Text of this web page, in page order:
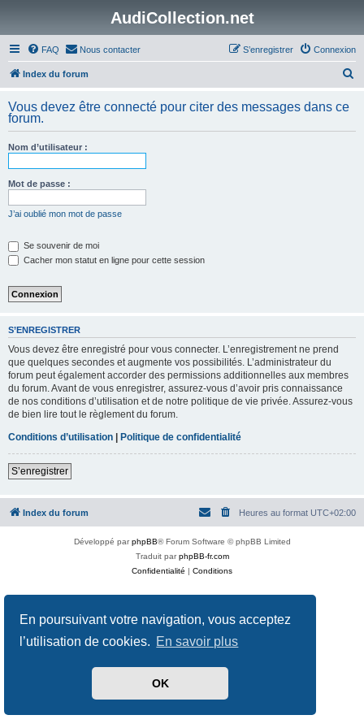
En poursuivant votre navigation, vous acceptez
l’utilisation de cookies. En savoir plus
OK
AudiCollection.net
FAQ Nous contacter Connexion
S’enregistrer
Index du forum
h
Vous devez être connecté pour citer des messages dans ce
forum.
Nom d’utilisateur :
Mot de passe :
J’ai oublié mon mot de passe
Se souvenir de moi
Cacher mon statut en ligne pour cette session
S’ENREGISTRER
Vous devez être enregistré pour vous connecter. L’enregistrement ne prend
que quelques secondes et augmente vos possibilités. L’administrateur du
forum peut également accorder des permissions additionnelles aux membres
du forum. Avant de vous enregistrer, assurez-vous d’avoir pris connaissance
de nos conditions d’utilisation et de notre politique de vie privée. Assurez-vous
de bien lire tout le règlement du forum.
Conditions d’utilisation | Politique de confidentialité
S’enregistrer
Index du forum Heures au format UTC+02:00
Développé parphpBB® Forum Software © phpBB Limited
Traduit parphpBB-fr.com
Confidentialité | Conditions